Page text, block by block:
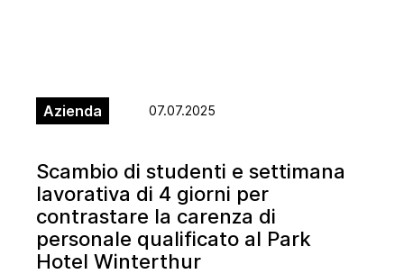
Azienda 07.07.2025
Scambio di studenti e settimana
lavorativa di 4 giorni per
contrastare la carenza di
personale qualificato al Park
Hotel Winterthur